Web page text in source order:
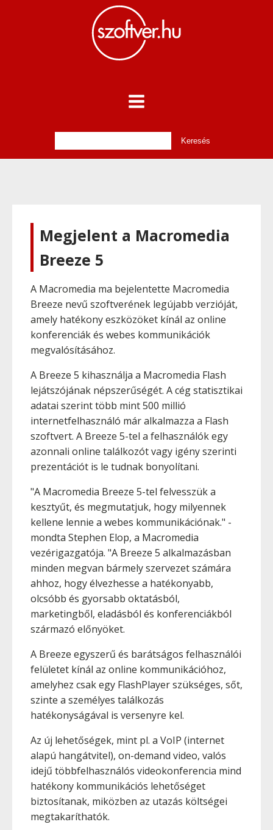
Megjelent a Macromedia
Breeze 5
A Macromedia ma bejelentette Macromedia
Breeze nevű szoftverének legújabb verzióját,
amely hatékony eszközöket kínál az online
konferenciák és webes kommunikációk
megvalósításához.
A Breeze 5 kihasználja a Macromedia Flash
lejátszójának népszerűségét. A cég statisztikai
adatai szerint több mint 500 millió
internetfelhasználó már alkalmazza a Flash
szoftvert. A Breeze 5-tel a felhasználók egy
azonnali online találkozót vagy igény szerinti
prezentációt is le tudnak bonyolítani.
"A Macromedia Breeze 5-tel felvesszük a
kesztyűt, és megmutatjuk, hogy milyennek
kellene lennie a webes kommunikációnak." -
mondta Stephen Elop, a Macromedia
vezérigazgatója. "A Breeze 5 alkalmazásban
minden megvan bármely szervezet számára
ahhoz, hogy élvezhesse a hatékonyabb,
olcsóbb és gyorsabb oktatásból,
marketingből, eladásból és konferenciákból
származó előnyöket.
A Breeze egyszerű és barátságos felhasználói
felületet kínál az online kommunikációhoz,
amelyhez csak egy FlashPlayer szükséges, sőt,
szinte a személyes találkozás
hatékonyságával is versenyre kel.
Az új lehetőségek, mint pl. a VoIP (internet
alapú hangátvitel), on-demand video, valós
idejű többfelhasználós videokonferencia mind
hatékony kommunikációs lehetőséget
biztosítanak, miközben az utazás költségei
megtakaríthatók.